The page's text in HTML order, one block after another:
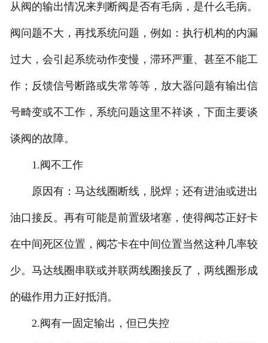
从阀的输出情况来判断阀是否有毛病，是什么毛病。
阀问题不大，再找系统问题，例如：执行机构的内漏
过大，会引起系统动作变慢，滞环严重、甚至不能工
作；反馈信号断路或失常等等，放大器问题有输出信
号畸变或不工作，系统问题这里不祥谈，下面主要谈
谈阀的故障。
1.阀不工作
原因有：马达线圈断线，脱焊；还有进油或进出
油口接反。再有可能是前置级堵塞，使得阀芯正好卡
在中间死区位置，阀芯卡在中间位置当然这种几率较
少。马达线圈串联或并联两线圈接反了，两线圈形成
的磁作用力正好抵消。
2.阀有一固定输出，但已失控